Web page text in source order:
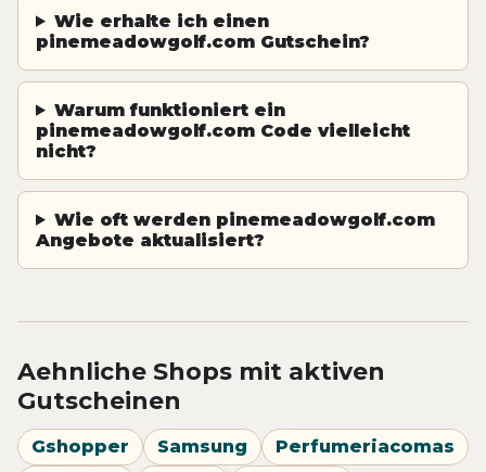
Wie erhalte ich einen
pinemeadowgolf.com Gutschein?
Warum funktioniert ein
pinemeadowgolf.com Code vielleicht
nicht?
Wie oft werden pinemeadowgolf.com
Angebote aktualisiert?
Aehnliche Shops mit aktiven
Gutscheinen
Gshopper Samsung
Perfumeriacomas